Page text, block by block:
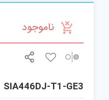
ناموجود
SIA446DJ-T1-GE3